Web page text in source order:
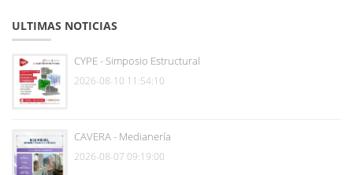
ULTIMAS NOTICIAS
CYPE - Simposio Estructural
2026-08-10 11:54:10
CAVERA - Medianería
2026-08-07 09:19:00